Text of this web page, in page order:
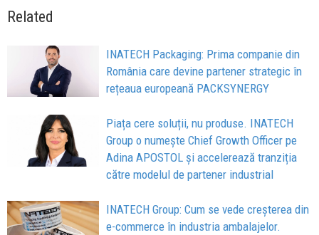
Related
INATECH Packaging: Prima companie din
România care devine partener strategic în
rețeaua europeană PACKSYNERGY
Piața cere soluții, nu produse. INATECH
Group o numește Chief Growth Officer pe
Adina APOSTOL și accelerează tranziția
către modelul de partener industrial
INATECH Group: Cum se vede creșterea din
e-commerce în industria ambalajelor.